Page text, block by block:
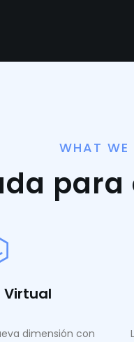
WHAT WE
Virtual
dimensión con